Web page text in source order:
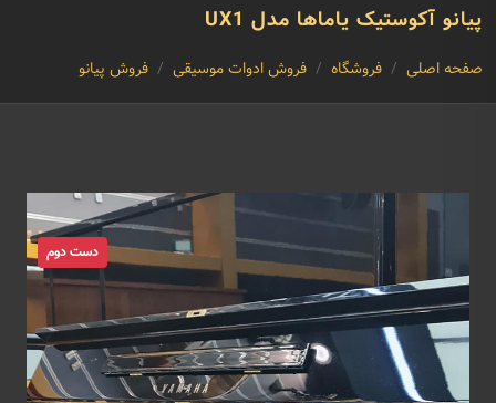
پیانو آکوستیک یاماها مدل UX1
صفحه اصلی فروشگاه فروش ادوات موسیقی فروش پیانو
دست دوم